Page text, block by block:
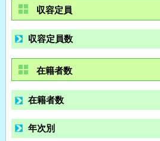
収容定員
収容定員数
在籍者数
在籍者数
年次別